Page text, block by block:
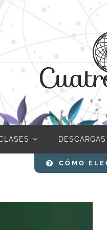
DESCARGAS
CÓMO